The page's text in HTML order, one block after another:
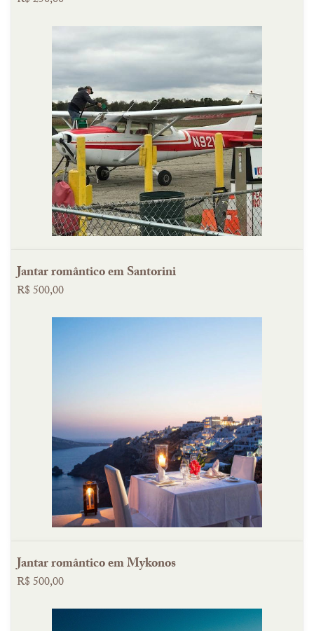
Jantar romântico em Santorini
R$ 500,00
⁠Jantar romântico em Mykonos
R$ 500,00